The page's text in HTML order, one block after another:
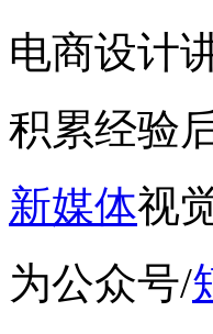
电商设计
积累经验
新媒体视
为公众号/